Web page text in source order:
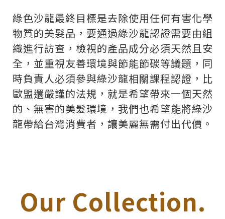
綠色沙龍最終目標是去除使用任何有害化學
物質的美髮品，要通過綠沙龍認證需要由組
織進行訪查，檢視的產品成分必須天然且安
全，並重視友善環境與節能節碳等議題，同
時負責人必須參與綠沙龍相關課程認證，比
歐盟還嚴謹的法規，就是希望帶來一個天然
的、無害的美髮環境，我們也希望能將綠沙
龍帶給台灣消費者，讓美麗無需付出代價。
Our Collection.